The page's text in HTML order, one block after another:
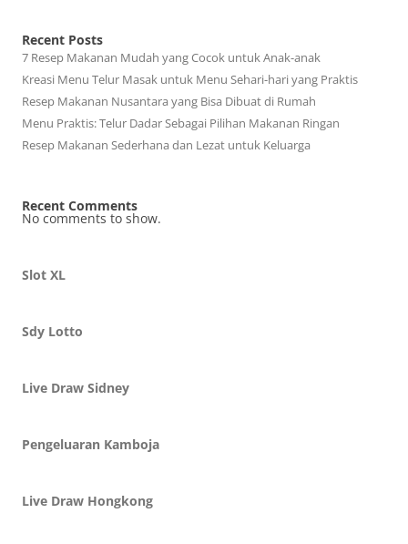
Recent Posts
7 Resep Makanan Mudah yang Cocok untuk Anak-anak
Kreasi Menu Telur Masak untuk Menu Sehari-hari yang Praktis
Resep Makanan Nusantara yang Bisa Dibuat di Rumah
Menu Praktis: Telur Dadar Sebagai Pilihan Makanan Ringan
Resep Makanan Sederhana dan Lezat untuk Keluarga
Recent Comments
No comments to show.
Slot XL
Sdy Lotto
Live Draw Sidney
Pengeluaran Kamboja
Live Draw Hongkong